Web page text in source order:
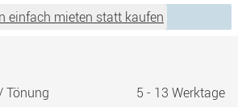
einfach mieten statt kaufen
Tönung
5 - 13 Werktage